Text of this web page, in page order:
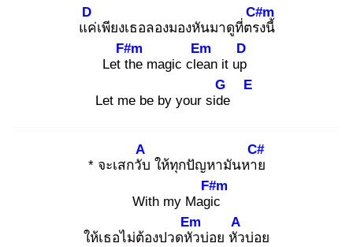
แค่
D
เพียงเธอลองมองหันมาดูที่ตรง
C#m
นี้
Let th
F#m
e magic clea
Em
n it up
D
Let me be by your side
G E
* จะเสกวับ
A
ให้ทุกปัญหามันหาย
C#
With my Magic
F#m
ให้เธอไม่ต้องปวดหัว
Em
บ่อย หัว
A
บ่อย